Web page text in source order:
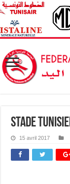
Stade
15 avril 2017